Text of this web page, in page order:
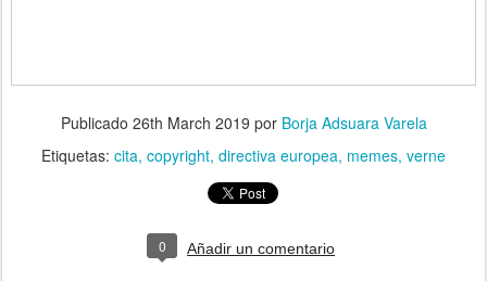
Publicado 26th March 2019 por Borja Adsuara Varela
Etiquetas: cita copyright directiva europea memes verne
0 Añadir un comentario